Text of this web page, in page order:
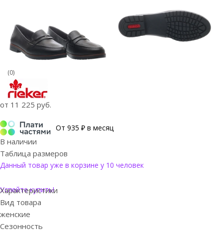
(0)
от 11 225 руб.
От 935 ₽ в месяц
В наличии
Таблица размеров
Данный товар уже в корзине у 10 человек
Успейте купить!
Характеристики
Вид товара
женские
Сезонность